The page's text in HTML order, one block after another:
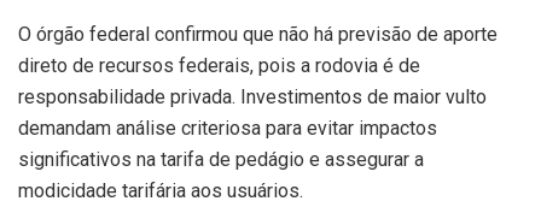
O órgão federal confirmou que não há previsão de aporte
direto de recursos federais, pois a rodovia é de
responsabilidade privada. Investimentos de maior vulto
demandam análise criteriosa para evitar impactos
significativos na tarifa de pedágio e assegurar a
modicidade tarifária aos usuários.